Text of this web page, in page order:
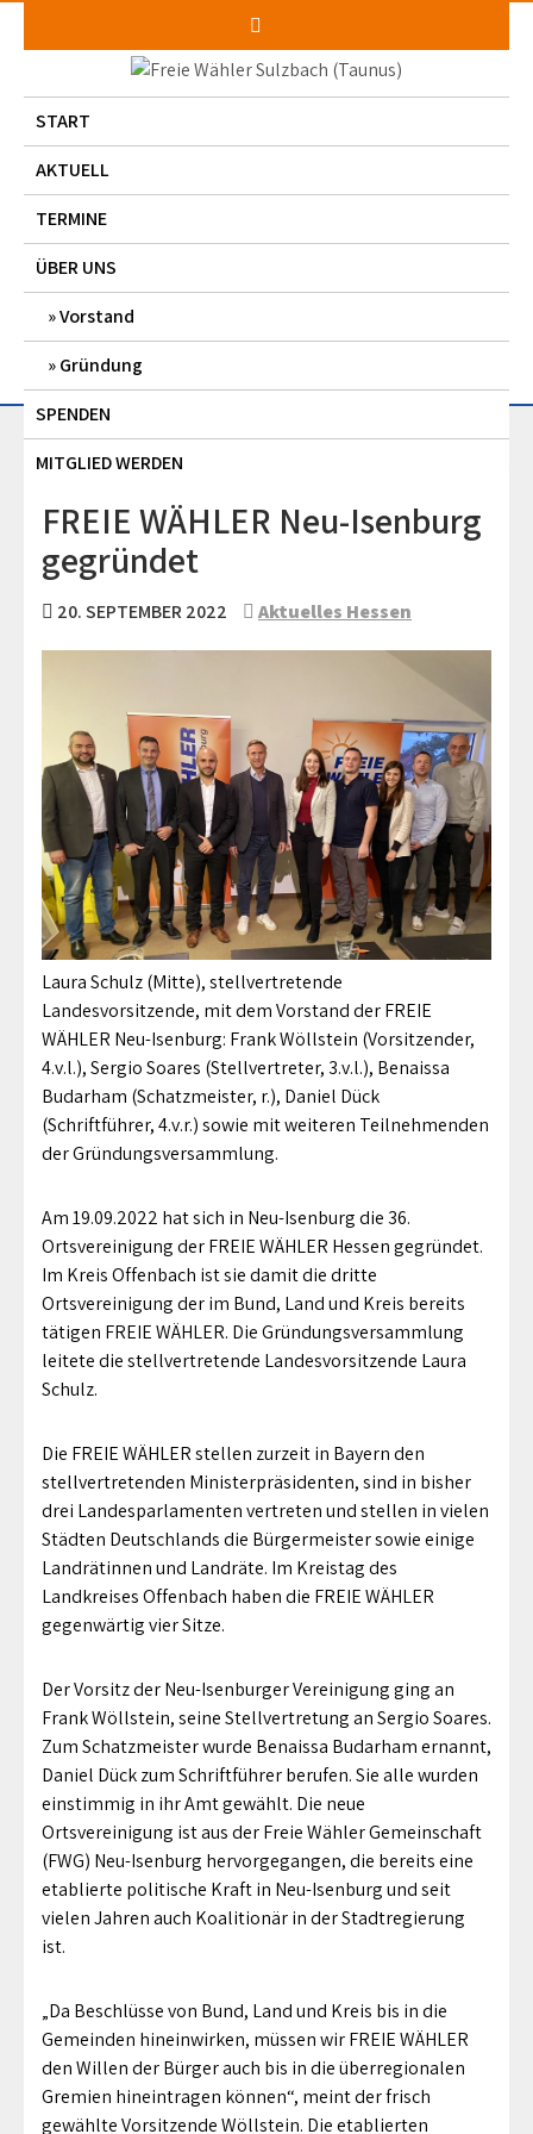
START
AKTUELL
TERMINE
ÜBER UNS
Vorstand
Gründung
SPENDEN
MITGLIED WERDEN
FREIE WÄHLER Neu-Isenburg
gegründet
20. SEPTEMBER 2022 Aktuelles Hessen
Laura Schulz (Mitte), stellvertretende
Landesvorsitzende, mit dem Vorstand der FREIE
WÄHLER Neu-Isenburg: Frank Wöllstein (Vorsitzender,
4.v.l.), Sergio Soares (Stellvertreter, 3.v.l.), Benaissa
Budarham (Schatzmeister, r.), Daniel Dück
(Schriftführer, 4.v.r.) sowie mit weiteren Teilnehmenden
der Gründungsversammlung.
Am 19.09.2022 hat sich in Neu-Isenburg die 36.
Ortsvereinigung der FREIE WÄHLER Hessen gegründet.
Im Kreis Offenbach ist sie damit die dritte
Ortsvereinigung der im Bund, Land und Kreis bereits
tätigen FREIE WÄHLER. Die Gründungsversammlung
leitete die stellvertretende Landesvorsitzende Laura
Schulz.
Die FREIE WÄHLER stellen zurzeit in Bayern den
stellvertretenden Ministerpräsidenten, sind in bisher
drei Landesparlamenten vertreten und stellen in vielen
Städten Deutschlands die Bürgermeister sowie einige
Landrätinnen und Landräte. Im Kreistag des
Landkreises Offenbach haben die FREIE WÄHLER
gegenwärtig vier Sitze.
Der Vorsitz der Neu-Isenburger Vereinigung ging an
Frank Wöllstein, seine Stellvertretung an Sergio Soares.
Zum Schatzmeister wurde Benaissa Budarham ernannt,
Daniel Dück zum Schriftführer berufen. Sie alle wurden
einstimmig in ihr Amt gewählt. Die neue
Ortsvereinigung ist aus der Freie Wähler Gemeinschaft
(FWG) Neu-Isenburg hervorgegangen, die bereits eine
etablierte politische Kraft in Neu-Isenburg und seit
vielen Jahren auch Koalitionär in der Stadtregierung
ist.
„Da Beschlüsse von Bund, Land und Kreis bis in die
Gemeinden hineinwirken, müssen wir FREIE WÄHLER
den Willen der Bürger auch bis in die überregionalen
Gremien hineintragen können“, meint der frisch
gewählte Vorsitzende Wöllstein. Die etablierten